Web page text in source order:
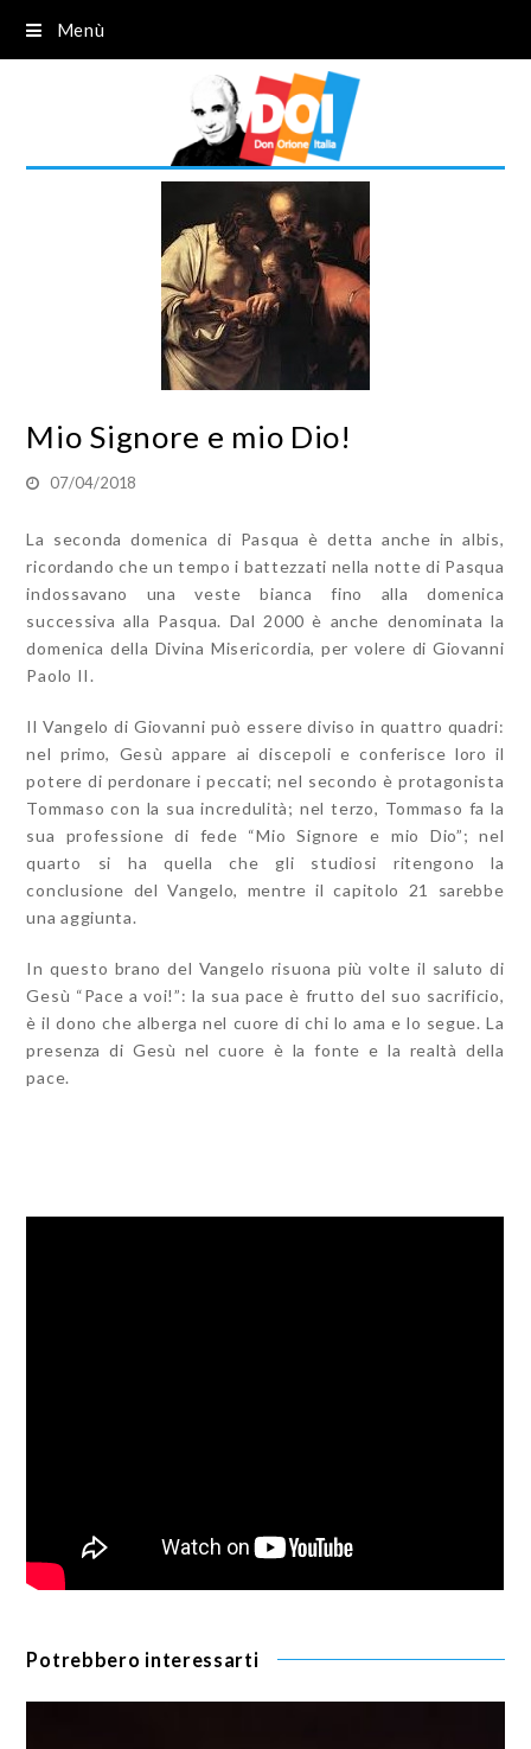
Menù
Mio Signore e mio Dio!
07/04/2018
La seconda domenica di Pasqua è detta anche in albis,
ricordando che un tempo i battezzati nella notte di Pasqua
indossavano una veste bianca fino alla domenica
successiva alla Pasqua. Dal 2000 è anche denominata la
domenica della Divina Misericordia, per volere di Giovanni
Paolo II.
Il Vangelo di Giovanni può essere diviso in quattro quadri:
nel primo, Gesù appare ai discepoli e conferisce loro il
potere di perdonare i peccati; nel secondo è protagonista
Tommaso con la sua incredulità; nel terzo, Tommaso fa la
sua professione di fede “Mio Signore e mio Dio”; nel
quarto si ha quella che gli studiosi ritengono la
conclusione del Vangelo, mentre il capitolo 21 sarebbe
una aggiunta.
In questo brano del Vangelo risuona più volte il saluto di
Gesù “Pace a voi!”: la sua pace è frutto del suo sacrificio,
è il dono che alberga nel cuore di chi lo ama e lo segue. La
presenza di Gesù nel cuore è la fonte e la realtà della
pace.
Potrebbero interessarti